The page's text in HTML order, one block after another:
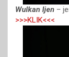
Wulkan Ijen –
>>>KLIK<<<